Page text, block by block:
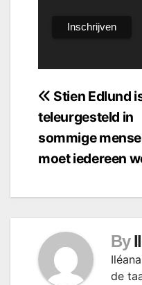
Bericht
navigatie
Stien Edlund
teleurgesteld in
sommige
moet iedereen
By
de